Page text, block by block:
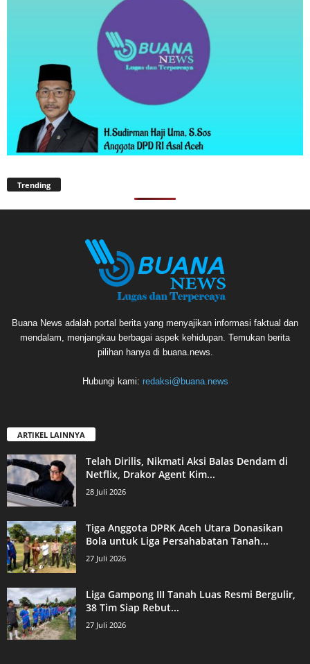
Trending
Buana News adalah portal berita yang menyajikan informasi faktual dan
mendalam, menjangkau berbagai aspek kehidupan. Temukan berita
pilihan hanya di buana.news.
Hubungi kami: redaksi@buana.news
ARTIKEL LAINNYA
Telah Dirilis, Nikmati Aksi Balas Dendam di
Netflix, Drakor Agent Kim...
28 Juli 2026
Tiga Anggota DPRK Aceh Utara Donasikan
Bola untuk Liga Persahabatan Tanah...
27 Juli 2026
Liga Gampong III Tanah Luas Resmi Bergulir,
38 Tim Siap Rebut...
27 Juli 2026